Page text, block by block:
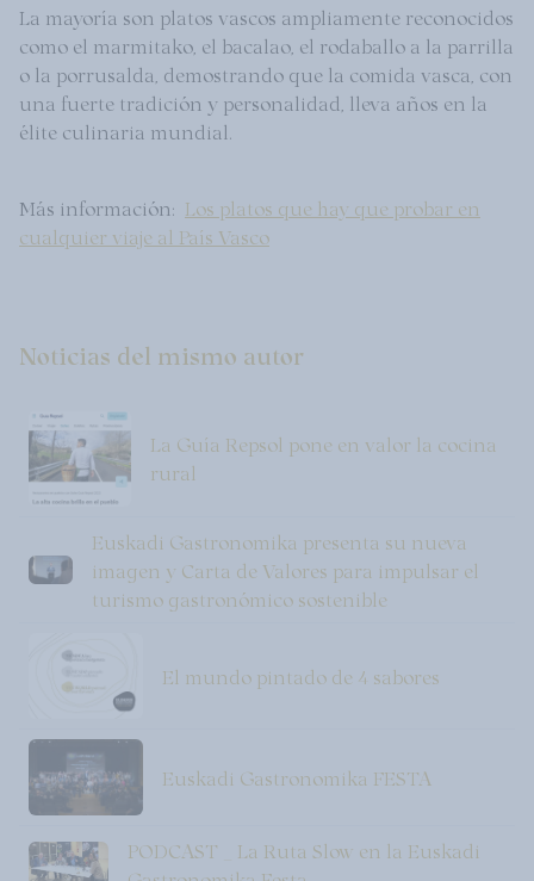
La mayoría son platos vascos ampliamente reconocidos
como el marmitako, el bacalao, el rodaballo a la parrilla
o la porrusalda, demostrando que la comida vasca, con
una fuerte tradición y personalidad, lleva años en la
élite culinaria mundial.
Más información: Los platos que hay que probar en
cualquier viaje al País Vasco
Noticias del mismo autor
La Guía Repsol pone en valor la cocina
rural
Euskadi Gastronomika presenta su nueva
imagen y Carta de Valores para impulsar el
turismo gastronómico sostenible
El mundo pintado de 4 sabores
Euskadi Gastronomika FESTA
PODCAST _ La Ruta Slow en la Euskadi